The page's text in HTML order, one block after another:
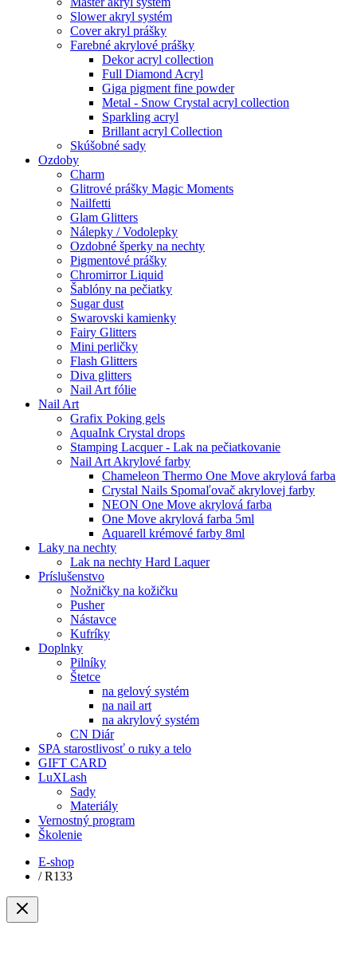
Slower akryl systém
Cover akryl prášky
Farebné akrylové prášky
Dekor acryl collection
Full Diamond Acryl
Giga pigment fine powder
Metal - Snow Crystal acryl collection
Sparkling acryl
Brillant acryl Collection
Skúšobné sady
Ozdoby
Charm
Glitrové prášky Magic Moments
Nailfetti
Glam Glitters
Nálepky / Vodolepky
Ozdobné šperky na nechty
Pigmentové prášky
Chromirror Liquid
Šablóny na pečiatky
Sugar dust
Swarovski kamienky
Fairy Glitters
Mini perličky
Flash Glitters
Diva glitters
Nail Art fólie
Nail Art
Grafix Poking gels
AquaInk Crystal drops
Stamping Lacquer - Lak na pečiatkovanie
Nail Art Akrylové farby
Chameleon Thermo One Move akrylová farba
Crystal Nails Spomaľovač akrylovej farby
NEON One Move akrylová farba
One Move akrylová farba 5ml
Aquarell krémové farby 8ml
Laky na nechty
Lak na nechty Hard Laquer
Príslušenstvo
Nožničky na kožičku
Pusher
Nástavce
Kufríky
Doplnky
Pilníky
Štetce
na gelový systém
na nail art
na akrylový systém
CN Diár
SPA starostlivosť o ruky a telo
GIFT CARD
LuXLash
Sady
Materiály
Vernostný program
Školenie
E-shop
/ R133